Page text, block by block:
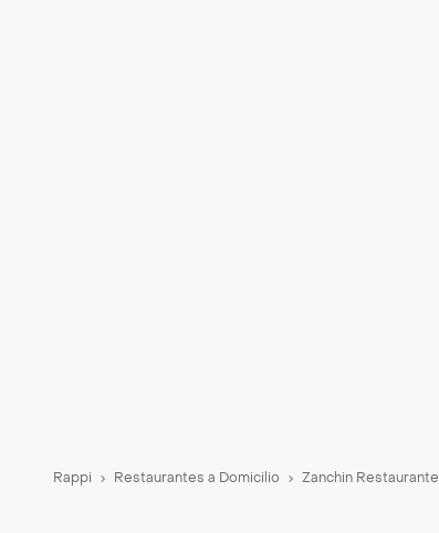
Rappi Restaurantes a Domicilio Zanchin